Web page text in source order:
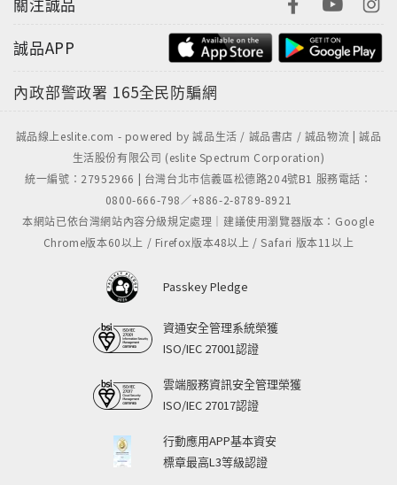
誠品APP
內政部警政署 165全民防騙網
誠品線上eslite.com - powered by 誠品生活 / 誠品書店 / 誠品物流 | 誠品
生活股份有限公司 (eslite Spectrum Corporation)
統一編號：27952966 | 台灣台北市信義區松德路204號B1 服務電話：
0800-666-798／+886-2-8789-8921
本網站已依台灣網站內容分級規定處理｜建議使用瀏覽器版本：Google
Chrome版本60以上 / Firefox版本48以上 / Safari 版本11以上
Passkey Pledge
資通安全管理系統榮獲
ISO/IEC 27001認證
雲端服務資訊安全管理榮獲
ISO/IEC 27017認證
行動應用APP基本資安
標章最高L3等級認證